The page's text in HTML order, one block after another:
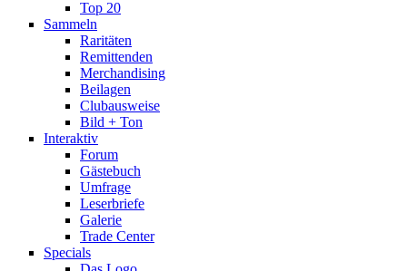
Top 20
Sammeln
Raritäten
Remittenden
Merchandising
Beilagen
Clubausweise
Bild + Ton
Interaktiv
Forum
Gästebuch
Umfrage
Leserbriefe
Galerie
Trade Center
Specials